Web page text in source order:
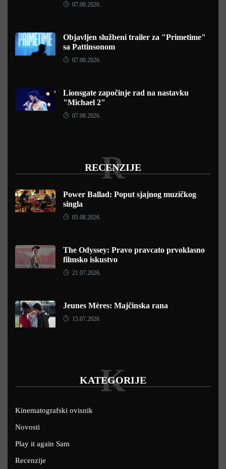
07.08.2026.
Objavljen službeni trailer za "Primetime"
sa Pattinsonom
07.08.2026.
Lionsgate započinje rad na nastavku
"Michael 2"
07.08.2026.
RECENZIJE
R
Power Ballad: Poput sjajnog muzičkog
singla
05.08.2026.
The Odyssey: Pravo pravcato prvoklasno
filmsko iskustvo
21.07.2026.
Jeunes Mères: Majčinska rana
15.07.2026.
KATEGORIJE
K
Kinematografski ovisnik
Novosti
Play it again Sam
Recenzije